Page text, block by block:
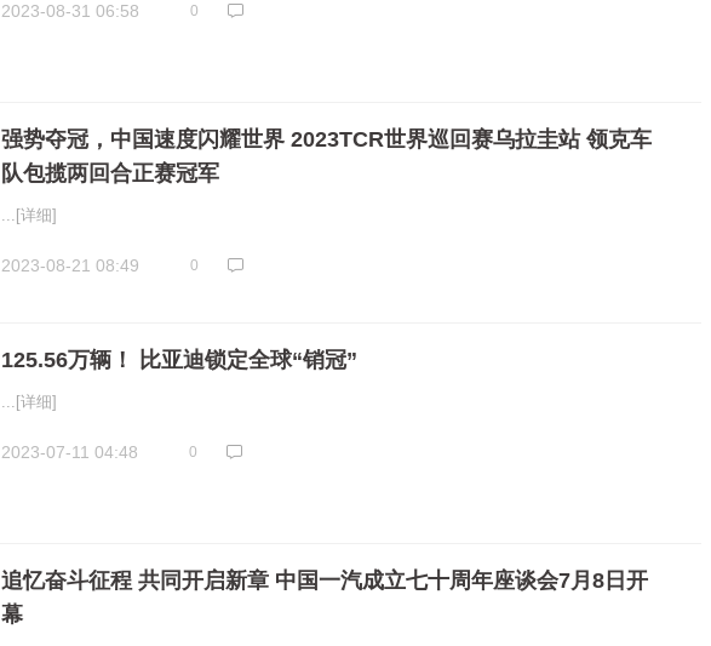
2023-08-31 06:58 0
强势夺冠，中国速度闪耀世界 2023TCR世界巡回赛乌拉圭站 领克车
队包揽两回合正赛冠军
... [详细]
2023-08-21 08:49 0
125.56万辆！ 比亚迪锁定全球“销冠”
... [详细]
2023-07-11 04:48 0
追忆奋斗征程 共同开启新章 中国一汽成立七十周年座谈会7月8日开
幕